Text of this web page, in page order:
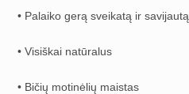
• Palaiko gerą sveikatą ir savijautą
• Visiškai natūralus
• Bičių motinėlių maistas